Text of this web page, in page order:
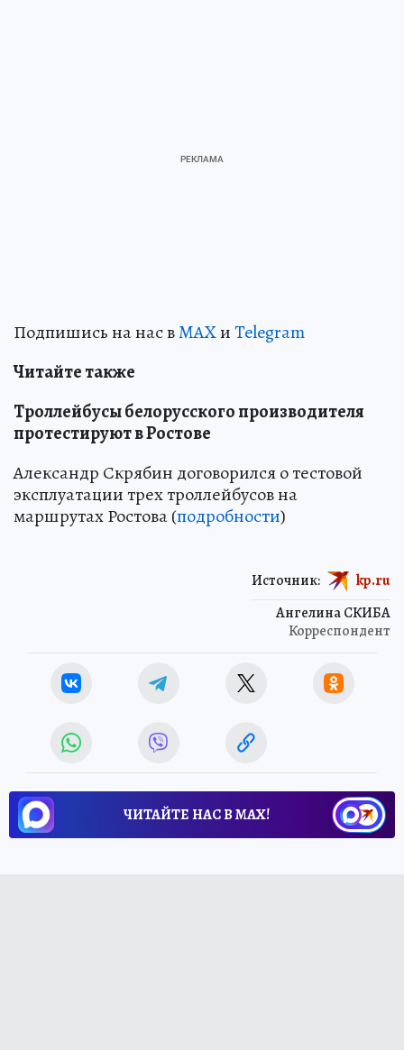
Подпишись на нас вMAXиTelegram
Читайте также
Троллейбусы белорусского производителя
протестируют в Ростове
Александр Скрябин договорился о тестовой
эксплуатации трех троллейбусов на
маршрутах Ростова (подробности)
Ангелина СКИБА
Корреспондент
Источник: kp.ru
ЧИТАЙТЕ НАС В МАХ!